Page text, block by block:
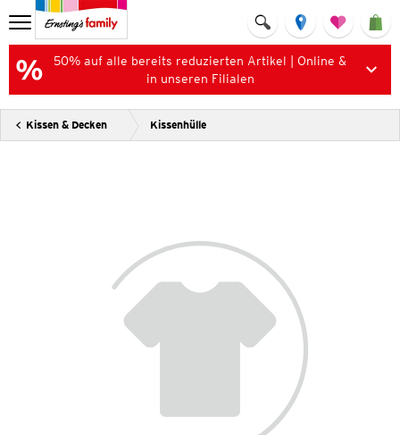
50% auf alle bereits reduzierten Artikel | Online &
in unseren Filialen
Kissen & Decken Kissenhülle